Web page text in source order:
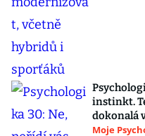
instinkt.
dokonalá
Moje